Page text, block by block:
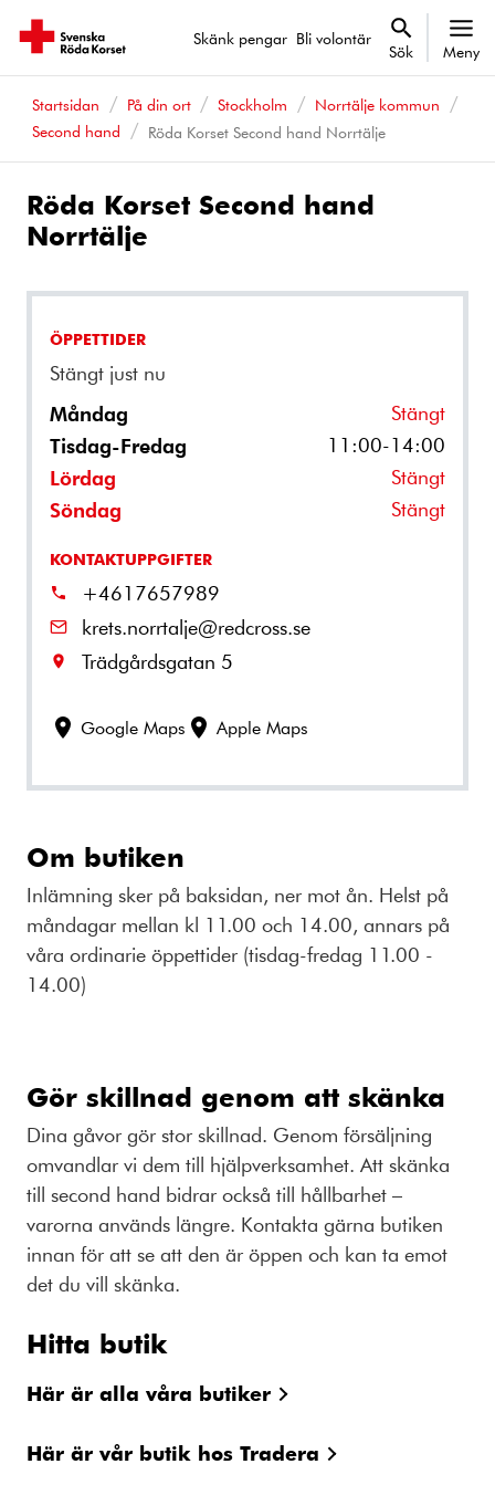
Skänk pengar Bli volontär
Sök Meny
Startsidan På din ort Stockholm
Norrtälje kommun
Second hand
Röda Korset Second hand Norrtälje
Röda Korset Second hand
Norrtälje
ÖPPETTIDER
Stängt just nu
Måndag Stängt
Tisdag-Fredag 11:00-14:00
Lördag Stängt
Söndag Stängt
KONTAKTUPPGIFTER
+4617657989
krets.norrtalje@redcross.se
Trädgårdsgatan 5
Google Maps Apple Maps
Om butiken
Inlämning sker på baksidan, ner mot ån. Helst på
måndagar mellan kl 11.00 och 14.00, annars på
våra ordinarie öppettider (tisdag-fredag 11.00 -
14.00)
Gör skillnad genom att skänka
Dina gåvor gör stor skillnad. Genom försäljning
omvandlar vi dem till hjälpverksamhet. Att skänka
till second hand bidrar också till hållbarhet –
varorna används längre. Kontakta gärna butiken
innan för att se att den är öppen och kan ta emot
det du vill skänka.
Hitta butik
Här är alla våra butiker
Här är vår butik hos Tradera